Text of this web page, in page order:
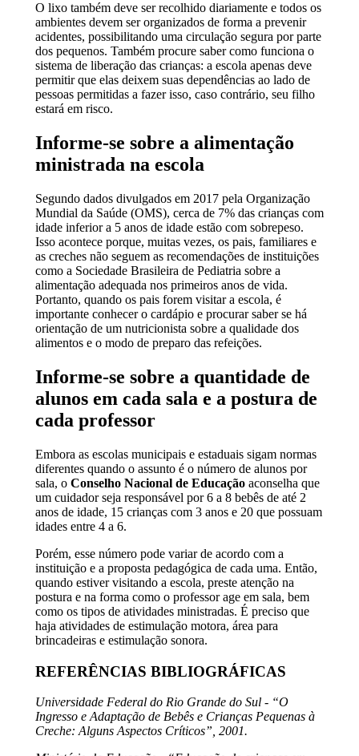
O lixo também deve ser recolhido diariamente e todos os
ambientes devem ser organizados de forma a prevenir
acidentes, possibilitando uma circulação segura por parte
dos pequenos. Também procure saber como funciona o
sistema de liberação das crianças: a escola apenas deve
permitir que elas deixem suas dependências ao lado de
pessoas permitidas a fazer isso, caso contrário, seu filho
estará em risco.
Informe-se sobre a alimentação
ministrada na escola
Segundo dados divulgados em 2017 pela Organização
Mundial da Saúde (OMS), cerca de 7% das crianças com
idade inferior a 5 anos de idade estão com sobrepeso.
Isso acontece porque, muitas vezes, os pais, familiares e
as creches não seguem as recomendações de instituições
como a Sociedade Brasileira de Pediatria sobre a
alimentação adequada nos primeiros anos de vida.
Portanto, quando os pais forem visitar a escola, é
importante conhecer o cardápio e procurar saber se há
orientação de um nutricionista sobre a qualidade dos
alimentos e o modo de preparo das refeições.
Informe-se sobre a quantidade de
alunos em cada sala e a postura de
cada professor
Embora as escolas municipais e estaduais sigam normas
diferentes quando o assunto é o número de alunos por
sala, o Conselho Nacional de Educaçãoaconselha que
um cuidador seja responsável por 6 a 8 bebês de até 2
anos de idade, 15 crianças com 3 anos e 20 que possuam
idades entre 4 a 6.
Porém, esse número pode variar de acordo com a
instituição e a proposta pedagógica de cada uma. Então,
quando estiver visitando a escola, preste atenção na
postura e na forma como o professor age em sala, bem
como os tipos de atividades ministradas. É preciso que
haja atividades de estimulação motora, área para
brincadeiras e estimulação sonora.
REFERÊNCIAS BIBLIOGRÁFICAS
Universidade Federal do Rio Grande do Sul - “O
Ingresso e Adaptação de Bebês e Crianças Pequenas à
Creche: Alguns Aspectos Críticos”, 2001.